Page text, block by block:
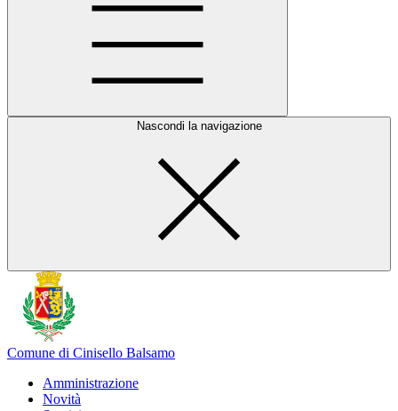
Nascondi la navigazione
Comune di Cinisello Balsamo
Amministrazione
Novità